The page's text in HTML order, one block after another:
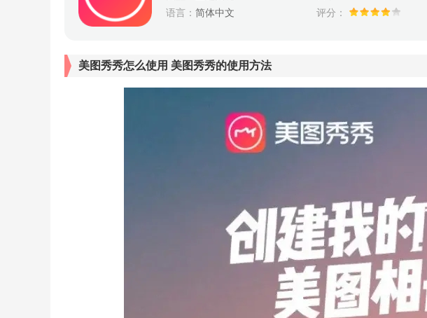
语言： 简体中文 评分：
美图秀秀怎么使用 美图秀秀的使用方法